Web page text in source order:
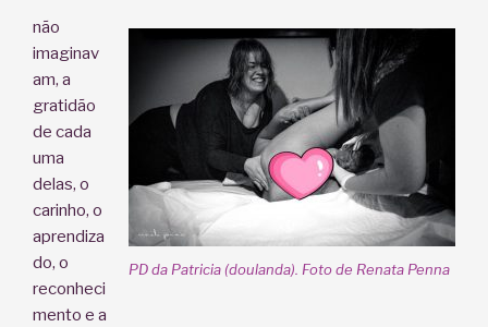
PD da Patricia (doulanda). Foto de Renata Penna
não
imaginav
am, a
gratidão
de cada
uma
delas, o
carinho, o
aprendiza
do, o
reconheci
mento e a